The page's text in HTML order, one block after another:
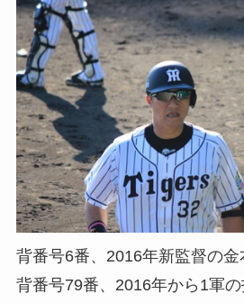
背番号6番、2016年新監督の金
背番号79番、2016年から1軍